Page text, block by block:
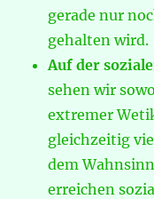
gerade nur
gehalten wird.
Auf der
sehen wir
extremer
gleichzeitig
dem
erreichen